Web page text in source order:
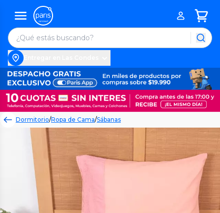
Dormitorio/Ropa de Cama/Sábanas